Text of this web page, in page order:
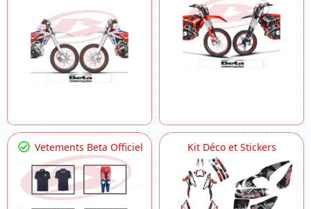
Vetements Beta Officiel Kit Déco et Stickers